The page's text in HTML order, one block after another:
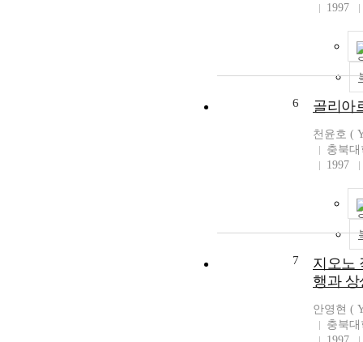
1997
6 골리아
천윤호 (
충북
1997
7
지오노
행과 상
안영현 (
충북